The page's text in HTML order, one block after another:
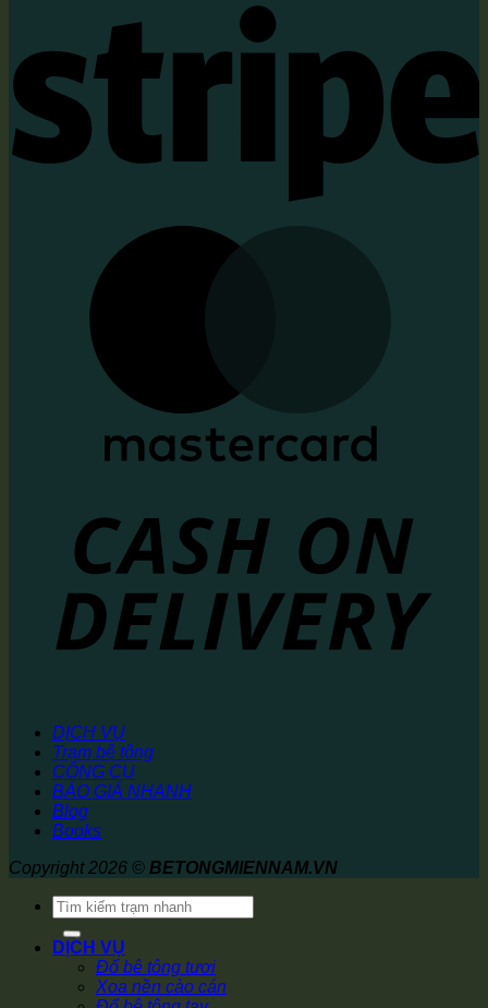
DỊCH VỤ
Trạm bê tông
CÔNG CỤ
BÁO GIÁ NHANH
Blog
Books
Copyright 2026 © BETONGMIENNAM.VN
Tìm
kiếm:
DỊCH VỤ
Đổ bê tông tươi
Xoa nền cào cán